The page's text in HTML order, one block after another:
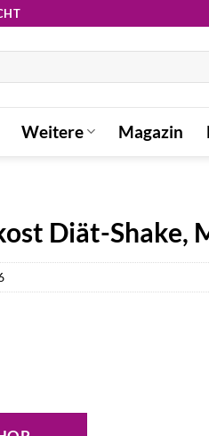
Weitere Magazin
Diät-Shake,